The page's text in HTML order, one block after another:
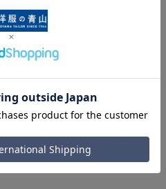
めご了承ください。
す。サイズ表を確認の上、ご購
。
、着用感や実際のサイズ表に若
ます。予めご了承ください。
イズを記載しております。一
(ヌードサイズ)を記載している
環境、また撮影時の室内外の光
画像の色味が異なる場合がござ